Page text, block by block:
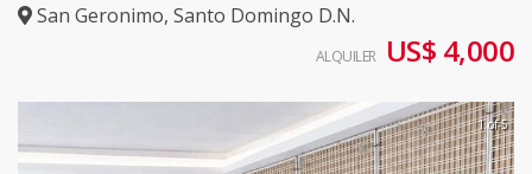
San Geronimo, Santo Domingo D.N.
ALQUILER US$ 4,000
1 of 5